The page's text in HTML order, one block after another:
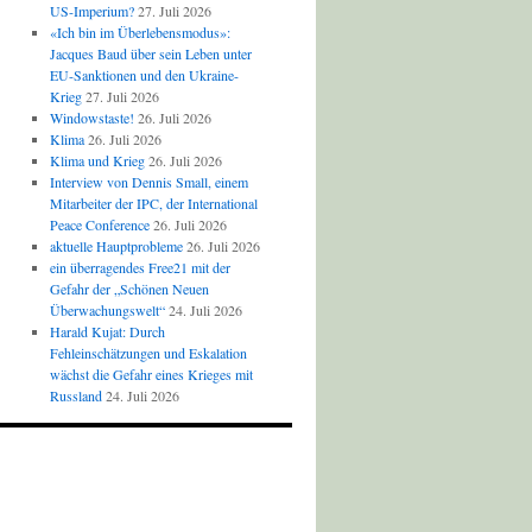
US-Imperium? 27. Juli 2026
«Ich bin im Überlebensmodus»:
Jacques Baud über sein Leben unter
EU-Sanktionen und den Ukraine-
Krieg 27. Juli 2026
Windowstaste! 26. Juli 2026
Klima 26. Juli 2026
Klima und Krieg 26. Juli 2026
Interview von Dennis Small, einem
Mitarbeiter der IPC, der International
Peace Conference 26. Juli 2026
aktuelle Hauptprobleme 26. Juli 2026
ein überragendes Free21 mit der
Gefahr der „Schönen Neuen
Überwachungswelt“ 24. Juli 2026
Harald Kujat: Durch
Fehleinschätzungen und Eskalation
wächst die Gefahr eines Krieges mit
Russland 24. Juli 2026